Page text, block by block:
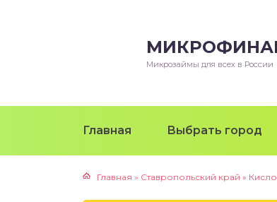
Микрозаймы для всех в России
Главная Выбрать город
Главная » Ставропольский край »